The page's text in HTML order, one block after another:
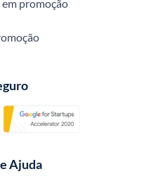
promoção
Ajuda